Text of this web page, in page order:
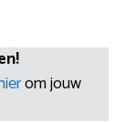
om jouw